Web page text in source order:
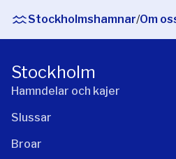
Stockholmshamnar/Om
Stockholm
Hamndelar och kajer
Slussar
Broar